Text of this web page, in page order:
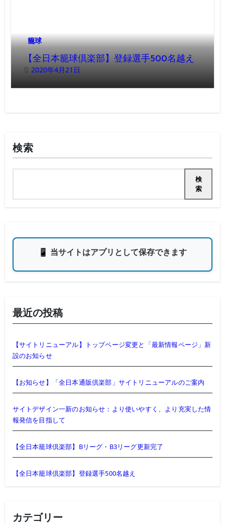
籠球
【全日本籠球倶楽部】登録選手500名越え
2020年4月21日
検索
検
索
📱 当サイトはアプリとして保存できます
最近の投稿
【サイトリニューアル】トップページ変更と「最新情報ページ」新
設のお知らせ
【お知らせ】「全日本通販倶楽部」サイトリニューアルのご案内
サイトデザイン一新のお知らせ：より使いやすく、より充実した情
報発信を目指して
【全日本籠球倶楽部】Bリーグ・B3リーグ更新完了
【全日本籠球倶楽部】登録選手500名越え
カテゴリー